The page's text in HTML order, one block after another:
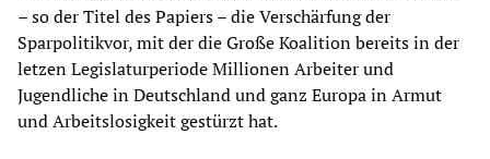
– so der Titel des Papiers – die Verschärfung der
Sparpolitikvor, mit der die Große Koalition bereits in der
letzen Legislaturperiode Millionen Arbeiter und
Jugendliche in Deutschland und ganz Europa in Armut
und Arbeitslosigkeit gestürzt hat.